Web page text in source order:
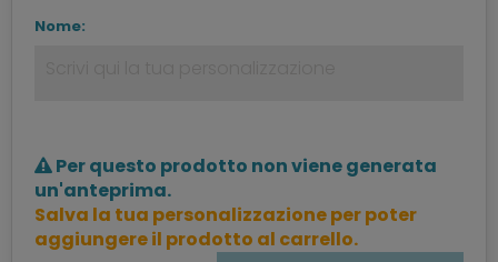
Nome:
Per questo prodotto non viene generata
un'anteprima.
Salva la tua personalizzazione per poter
aggiungere il prodotto al carrello.